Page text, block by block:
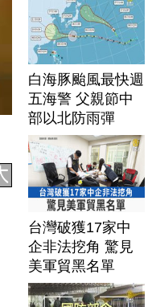
白海豚颱風最快週
五海警 父親節中
部以北防雨彈
台灣破獲17家中
企非法挖角 驚見
美軍貿黑名單